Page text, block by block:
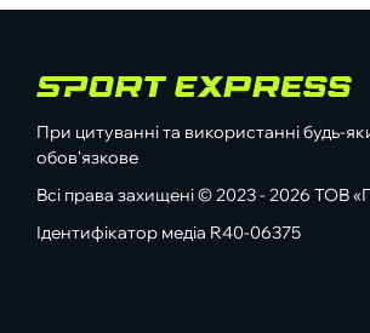
При цитуванні та використанні будь-
обов'язкове
Всі права захищені © 2023 - 2026 ТОВ
Ідентифікатор медіа R40-06375